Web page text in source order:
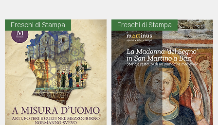
Freschi di Stampa Freschi di Stampa